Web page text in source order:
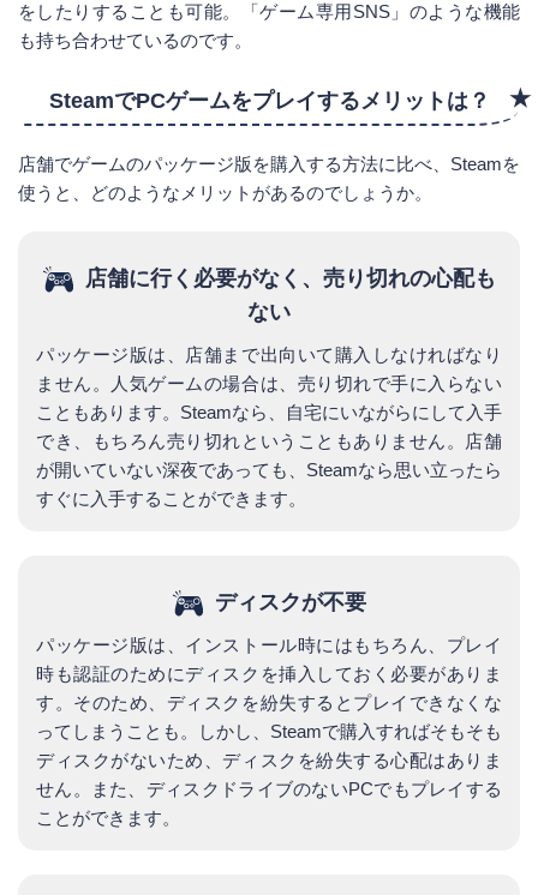
をしたりすることも可能。「ゲーム専用SNS」のような機能
も持ち合わせているのです。
SteamでPCゲームをプレイするメリットは？
店舗でゲームのパッケージ版を購入する方法に比べ、Steamを
使うと、どのようなメリットがあるのでしょうか。
店舗に行く必要がなく、売り切れの心配も
ない
パッケージ版は、店舗まで出向いて購入しなければなり
ません。人気ゲームの場合は、売り切れで手に入らない
こともあります。Steamなら、自宅にいながらにして入手
でき、もちろん売り切れということもありません。店舗
が開いていない深夜であっても、Steamなら思い立ったら
すぐに入手することができます。
ディスクが不要
パッケージ版は、インストール時にはもちろん、プレイ
時も認証のためにディスクを挿入しておく必要がありま
す。そのため、ディスクを紛失するとプレイできなくな
ってしまうことも。しかし、Steamで購入すればそもそも
ディスクがないため、ディスクを紛失する心配はありま
せん。また、ディスクドライブのないPCでもプレイする
ことができます。